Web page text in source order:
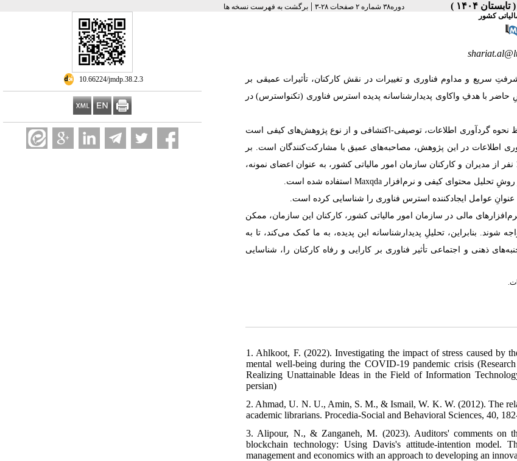
دوره۳۸ شماره ۲ صفحات ۲۸-۳ |برگشت به فهرست نسخه ها
‎ 10.66224/jmdp.38.2.3
کشور
سریع و مداوم فناوری و تغییرات در نقش کارکنان، تأثیرات عمیقی بر
با هدفِ واکاوی پدیدارشناسانه پدیده استرس فناوری (تکنواسترس) در
نحوه گردآوری اطلاعات، توصیفی-اکتشافی و از نوع پژوهش‌­های کیفی است
اطلاعات در این پژوهش، مصاحبه‌­های عمیق با مشارکت‌­کنندگان است. بر
مدیران و کارکنان سازمان امور مالیاتی کشور، به عنوان اعضای نمونه،
تحلیل محتوای کیفی و نرم‌افزار Maxqda استفاده شده است
مالی در سازمان امور مالیاتی کشور، کارکنان این سازمان، ممکن
بنابراین، تحلیلِ پدیدارشناسانه این پدیده، به ما کمک می‌کند، تا به
ذهنی و اجتماعی تأثیر فناوری بر کارایی و رفاه کارکنان را، شناسایی
1. Ahlkoot, F. (2022). Investigating the impact of stress caused by
mental well-being during the COVID-19 pandemic crisis
Realizing Unattainable Ideas in the Field of Information
persian)
2. Ahmad, U. N. U., Amin, S. M., & Ismail, W. K. W. (2012). The
academic librarians. Procedia-Social and Behavioral Sciences, 40,
3. Alipour, N., & Zanganeh, M. (2023). Auditors' comments on
blockchain technology: Using Davis's attitude-intention model.
management and economics with an approach to developing an